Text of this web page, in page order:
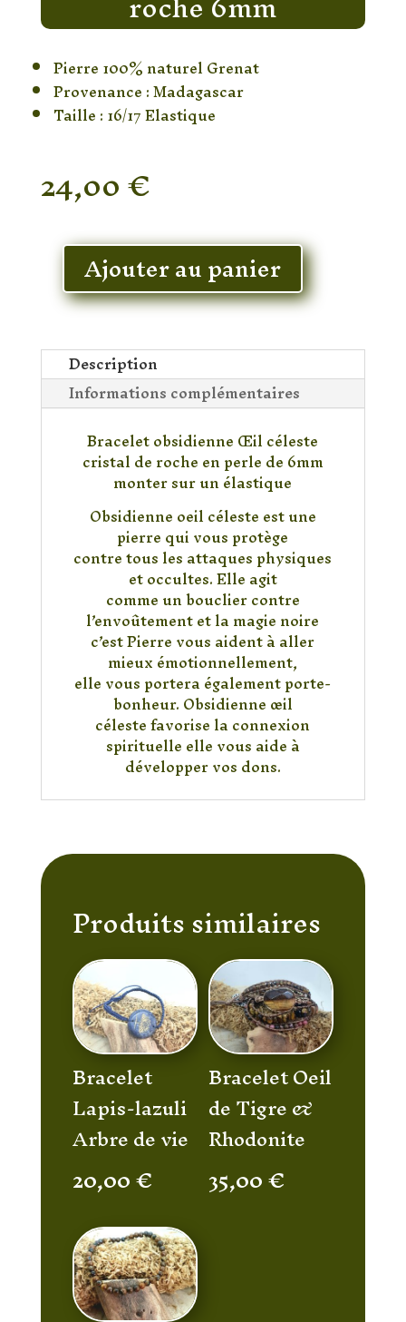
Pierre 100% naturel Grenat
Provenance : Madagascar
Taille : 16/17 Elastique
24,00€
En stock
quantité
Bracelet
Œil
céleste
&
Ajouter au panier
Description
Informations complémentaires
Bracelet obsidienne Œil céleste
cristal de roche en perle de 6mm
monter sur un élastique
Obsidienne oeil céleste est une
pierre qui vous protège
contre tous les attaques physiques
et occultes. Elle agit
comme un bouclier contre
l’envoûtement et la magie noire
c’est Pierre vous aident à aller
mieux émotionnellement,
elle vous portera également porte-
bonheur. Obsidienne œil
céleste favorise la connexion
spirituelle elle vous aide à
développer vos dons.
Produits similaires
Bracelet
Lapis-lazuli
Arbre de vie
20,00€
Bracelet Oeil
de Tigre &
Rhodonite
35,00€